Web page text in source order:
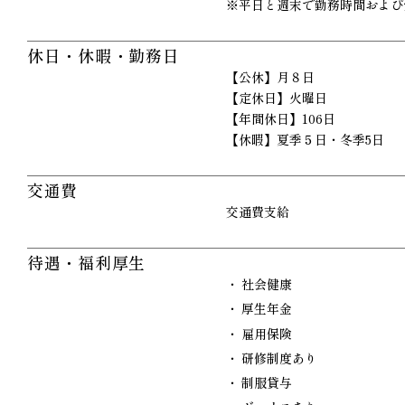
※平日と週末で勤務時間およ
休日・休暇・勤務日
【公休】月８日
【定休日】火曜日
【年間休日】106日
【休暇】夏季５日・冬季5日
交通費
交通費支給
待遇・福利厚生
社会健康
厚生年金
雇用保険
研修制度あり
制服貸与